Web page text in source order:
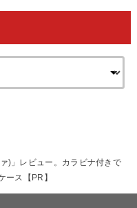
)」レビュー。カラビナ付きで
ース【PR】